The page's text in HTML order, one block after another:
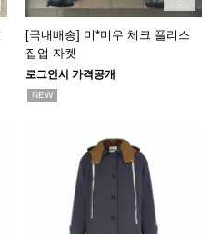
[국내배송] 미*미우 체크 플리스
집업 자켓
로그인시 가격공개
NEW